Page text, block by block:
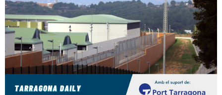
T
a
r